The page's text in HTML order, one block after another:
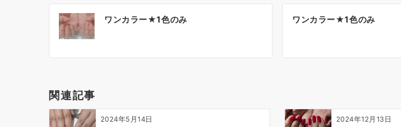
ワンカラー★1色のみ ワンカラー★1色のみ
関連記事
2024年5月14日 2024年12月13日